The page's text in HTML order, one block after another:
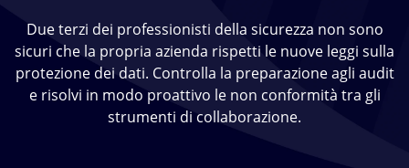
Due terzi dei professionisti della sicurezza non sono
sicuri che la propria azienda rispetti le nuove leggi sulla
protezione dei dati. Controlla la preparazione agli audit
e risolvi in modo proattivo le non conformità tra gli
strumenti di collaborazione.